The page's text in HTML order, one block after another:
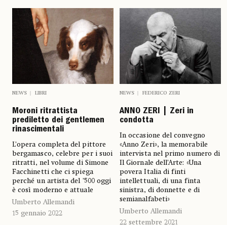
NEWS LIBRI
Moroni ritrattista
prediletto dei gentlemen
rinascimentali
L’opera completa del pittore
bergamasco, celebre per i suoi
ritratti, nel volume di Simone
Facchinetti che ci spiega
perché un artista del ’500 oggi
è così moderno e attuale
Umberto Allemandi
15 gennaio 2022
NEWS FEDERICO ZERI
ANNO ZERI | Zeri in
condotta
In occasione del convegno
«Anno Zeri», la memorabile
intervista nel primo numero di
Il Giornale dell’Arte: «Una
povera Italia di finti
intellettuali, di una finta
sinistra, di donnette e di
semianalfabeti»
Umberto Allemandi
22 settembre 2021